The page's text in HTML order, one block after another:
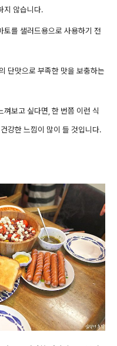
지 않습니다.
토를 샐러드용으로 사용하기 전
단맛으로 부족한 맛을 보충하는
보고 싶다면, 한 번쯤 이런 식
강한 느낌이 많이 들 것입니다.